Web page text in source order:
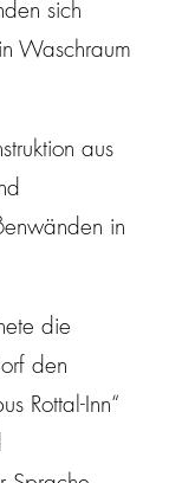
sich
Waschraum
aus
in
die
den
Rottal-Inn“